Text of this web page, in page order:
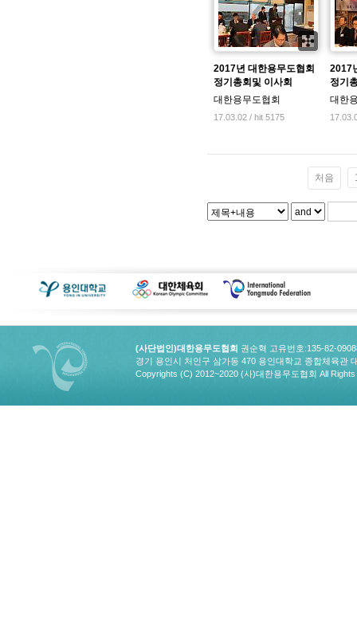
2017년 대한용무도협회
정기총회및 이사회
대한용무도협회
17.03.02 / hit 5175
2017
정기
대한
처음
(사단법인)대한용무도협회 권순혁 고유번호:135-82-
경기 용인시 처인구 삼가동 470 용인대학교 종합체육관
Copyrights (C) 2012~2020 (사)대한용무도협회 All